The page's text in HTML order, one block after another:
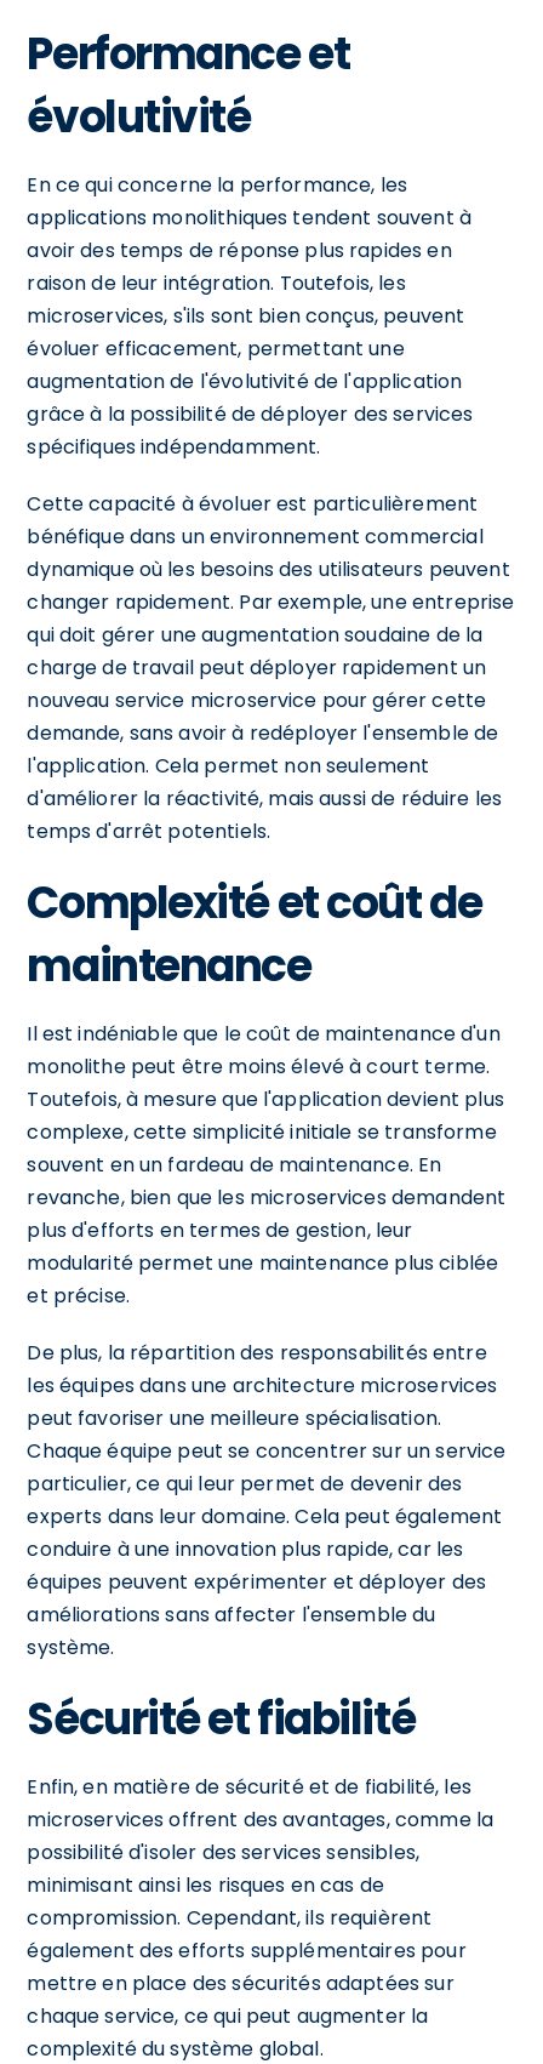
Performance et
évolutivité
En ce qui concerne la performance, les
applications monolithiques tendent souvent à
avoir des temps de réponse plus rapides en
raison de leur intégration. Toutefois, les
microservices, s'ils sont bien conçus, peuvent
évoluer efficacement, permettant une
augmentation de l'évolutivité de l'application
grâce à la possibilité de déployer des services
spécifiques indépendamment.
Cette capacité à évoluer est particulièrement
bénéfique dans un environnement commercial
dynamique où les besoins des utilisateurs peuvent
changer rapidement. Par exemple, une entreprise
qui doit gérer une augmentation soudaine de la
charge de travail peut déployer rapidement un
nouveau service microservice pour gérer cette
demande, sans avoir à redéployer l'ensemble de
l'application. Cela permet non seulement
d'améliorer la réactivité, mais aussi de réduire les
temps d'arrêt potentiels.
Complexité et coût de
maintenance
Il est indéniable que le coût de maintenance d'un
monolithe peut être moins élevé à court terme.
Toutefois, à mesure que l'application devient plus
complexe, cette simplicité initiale se transforme
souvent en un fardeau de maintenance. En
revanche, bien que les microservices demandent
plus d'efforts en termes de gestion, leur
modularité permet une maintenance plus ciblée
et précise.
De plus, la répartition des responsabilités entre
les équipes dans une architecture microservices
peut favoriser une meilleure spécialisation.
Chaque équipe peut se concentrer sur un service
particulier, ce qui leur permet de devenir des
experts dans leur domaine. Cela peut également
conduire à une innovation plus rapide, car les
équipes peuvent expérimenter et déployer des
améliorations sans affecter l'ensemble du
système.
Sécurité et fiabilité
Enfin, en matière de sécurité et de fiabilité, les
microservices offrent des avantages, comme la
possibilité d'isoler des services sensibles,
minimisant ainsi les risques en cas de
compromission. Cependant, ils requièrent
également des efforts supplémentaires pour
mettre en place des sécurités adaptées sur
chaque service, ce qui peut augmenter la
complexité du système global.